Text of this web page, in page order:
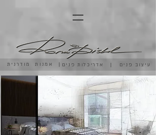
עיצוב פנים | אדריכלות פניםאמנות מודרנית |